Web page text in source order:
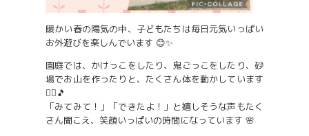
暖かい春の陽気の中、子どもたちは毎日元気いっぱい
お外遊びを楽しんでいます 😊✨
園庭では、かけっこをしたり、鬼ごっこをしたり、砂
場でお山を作ったりと、たくさん体を動かしています
🏃‍♂️🎵
「みてみて！」「できたよ！」と嬉しそうな声もたく
さん聞こえ、笑顔いっぱいの時間になっています 🌸